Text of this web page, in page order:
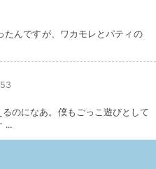
んですが、ワカモレとパティの
のになあ。僕もごっこ遊びとして
...